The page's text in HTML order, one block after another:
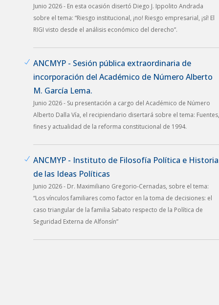
Junio 2026 - En esta ocasión disertó Diego J. Ippolito Andrada
sobre el tema: “Riesgo institucional, ¡no! Riesgo empresarial, ¡sí! El
RIGI visto desde el análisis económico del derecho”.
ANCMYP - Sesión pública extraordinaria de
incorporación del Académico de Número Alberto
M. García Lema.
Junio 2026 - Su presentación a cargo del Académico de Número
Alberto Dalla Vía, el recipiendario disertará sobre el tema: Fuentes,
fines y actualidad de la reforma constitucional de 1994.
ANCMYP - Instituto de Filosofía Política e Historia
de las Ideas Políticas
Junio 2026 - Dr. Maximiliano Gregorio-Cernadas, sobre el tema:
“Los vínculos familiares como factor en la toma de decisiones: el
caso triangular de la familia Sabato respecto de la Política de
Seguridad Externa de Alfonsín”